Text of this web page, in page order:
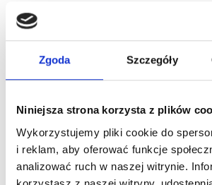
Zgoda Szczegóły
Niniejsza strona korzysta z plików
Wykorzystujemy pliki cookie do
i reklam, aby oferować funkcje
analizować ruch w naszej witrynie.
Uszczelki dolne do bram
w formie
Elastomerowe
elementy
zabezpieczenia krawędziowego.
Gumowe uszczelki do profili
pod optosensory.
Miękkie uszczelki dolne dedykowane